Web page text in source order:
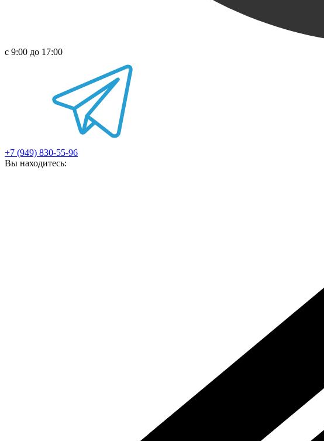
с 9:00 до 17:00
+7 (949) 830-55-96
Вы находитесь: